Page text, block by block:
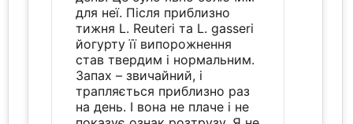
для неї. Після приблизно
тижня L. Reuteri та L. gasseri
йогурту її випорожнення
став твердим і нормальним.
Запах – звичайний, і
трапляється приблизно раз
на день. І вона не плаче і не